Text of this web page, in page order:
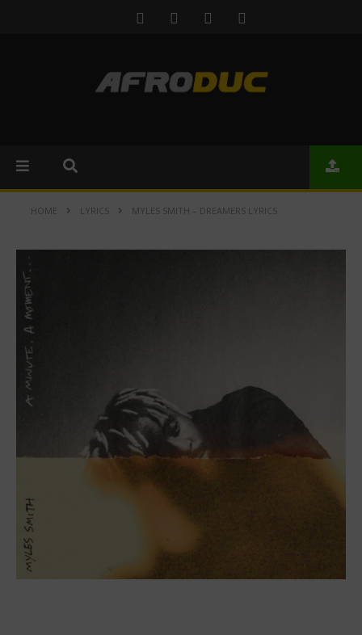
HOME LYRICS MYLES SMITH – DREAMERS LYRICS